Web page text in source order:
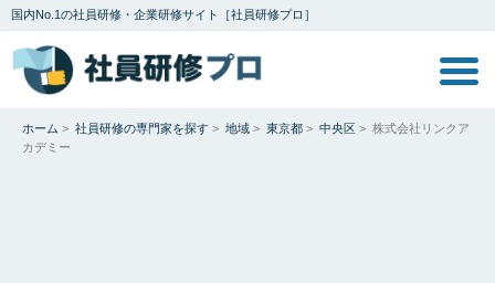
国内No.1の社員研修・企業研修サイト［社員研修プロ］
ホーム > 社員研修の専門家を探す > 地域 > 東京都 > 中央区 > 株式会社リンクア
カデミー